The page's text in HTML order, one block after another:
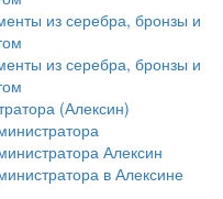
из серебра, бронзы и
из серебра, бронзы и
(Алексин)
Алексин
в Алексине